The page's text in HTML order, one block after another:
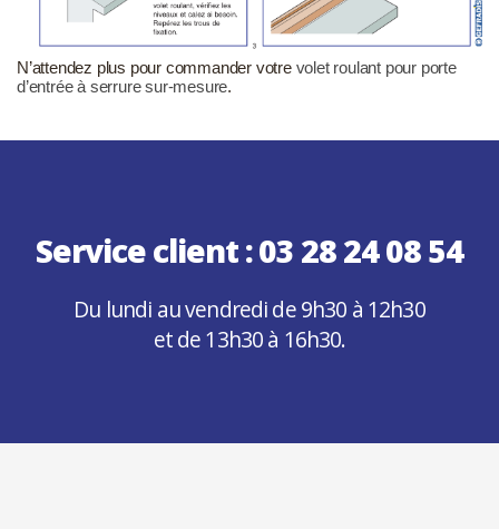
N’attendez plus pour commander votre volet roulant pour porte
d’entrée à serrure sur-mesure.
Service client :03 28 24 08 54
Du lundi au vendredi de 9h30 à 12h30
et de 13h30 à 16h30.